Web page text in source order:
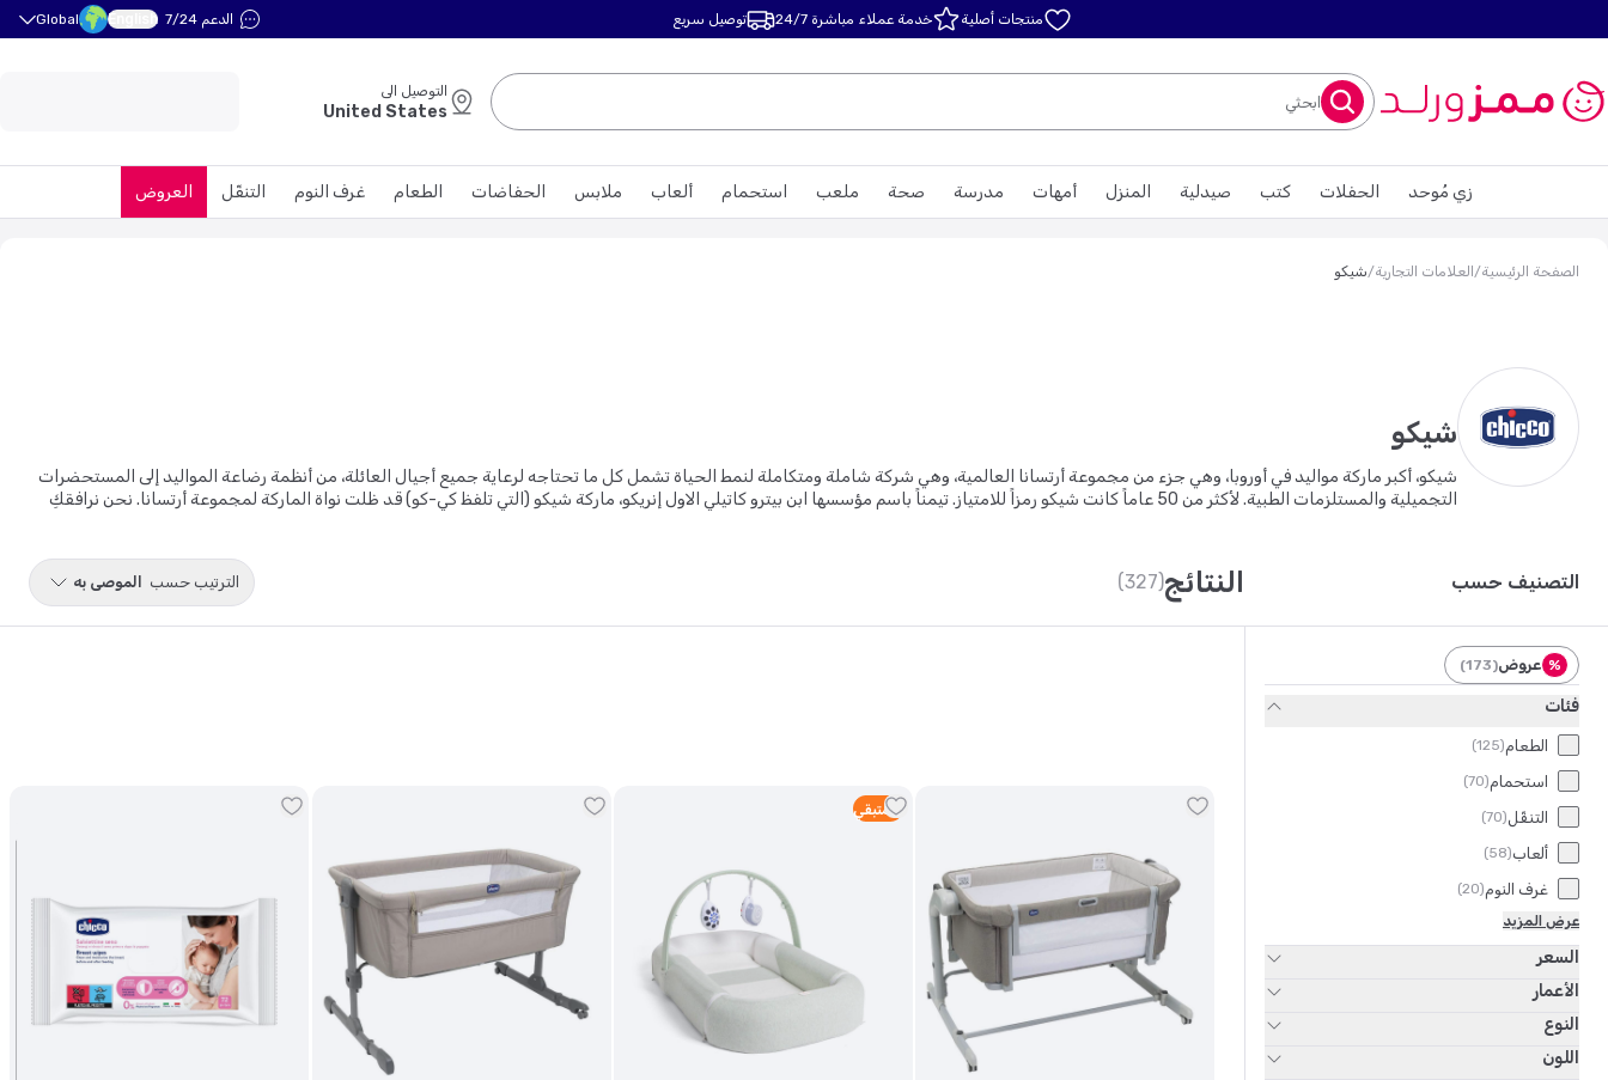
منتجات أصلية خدمة عملاء مباشرة 24/7 توصيل سريع الدعم 7/24 English
Global
ابحثي
التوصيل الى
United States
العروض التنقّل غرف النوم الطعام الحفاضات ملابس ألعاب استحمام ملعب صحة مدرسة أمهات المنزل صيدلية كتب الحفلات زي مُوحد
الصفحة الرئيسية/ العلامات التجارية/شيكو
شيكو
شيكو، أكبر ماركة مواليد في أوروبا، وهي جزء من مجموعة أرتسانا العالمية، وهي شركة شاملة ومتكاملة لنمط الحياة تشمل كل ما تحتاجه لرعاية جميع أجيال العائلة، من أنظمة رضاعة المواليد إلى المستحضرات
التجميلية والمستلزمات الطبية. لأكثر من 50 عاماً كانت شيكو رمزاً للامتياز. تيمناً باسم مؤسسها ابن بيترو كاتيلي الاول إنريكو، ماركة شيكو (التي تلفظ كي-كو) قد ظلت نواة الماركة لمجموعة أرتسانا.
نحن نرافقكِ
اطفال لضمان أفضل رعاية لطفلك.
التصنيف حسب النتائج(327) الترتيب حسب الموصى به
% عروض(
173
)
فئات
الطعام(
125
)
استحمام(
70
)
التنقّل(
70
)
ألعاب(
58
)
غرف النوم(
20
)
عرض المزيد
السعر
الأعمار
النوع
اللون
2 متبقي